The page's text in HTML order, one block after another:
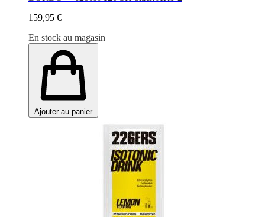
159,95 €
En stock au magasin
Ajouter au panier